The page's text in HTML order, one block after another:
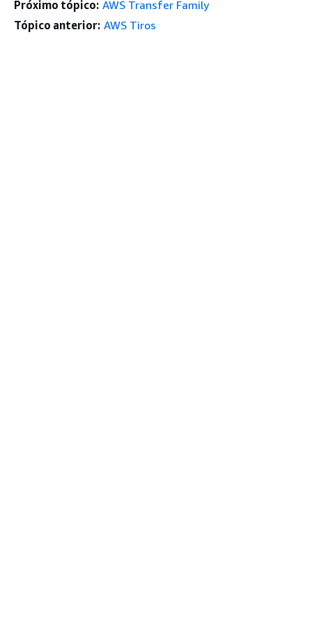
Próximo tópico: AWS Transfer Family
Tópico anterior: AWS Tiros